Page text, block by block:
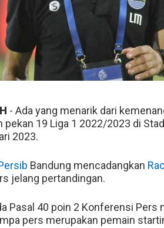
- Ada yang menarik dari
pekan 19 Liga 1 2022/2023 di
2023.
Bandung mencadangkan
jelang pertandingan.
Pasal 40 poin 2 Konferensi
pers merupakan pemain